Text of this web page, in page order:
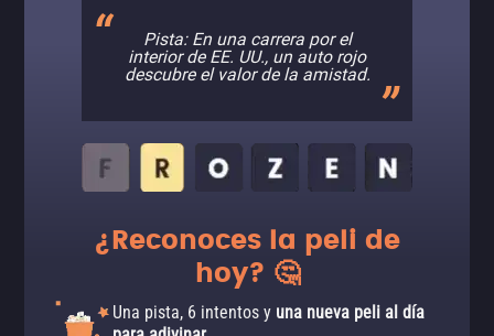
Pista: En una carrera por el
interior de EE. UU., un auto rojo
descubre el valor de la amistad.
¿Reconoces la peli de
hoy? 🤔
Una pista, 6 intentos y una nueva peli al día